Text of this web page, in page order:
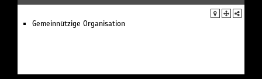
Gemeinnützige Organisation